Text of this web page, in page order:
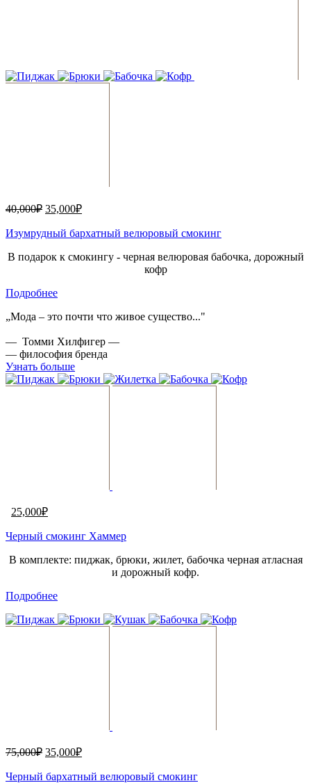
40,000₽ 35,000₽
Изумрудный бархатный велюровый смокинг
В подарок к смокингу - черная велюровая бабочка, дорожный
кофр
Подробнее
„Мода – это почти что живое существо..."
— Томми Хилфигер —
— философия бренда
Узнать больше
25,000₽
Черный смокинг Хаммер
В комплекте: пиджак, брюки, жилет, бабочка черная атласная
и дорожный кофр.
Подробнее
75,000₽ 35,000₽
Черный бархатный велюровый смокинг